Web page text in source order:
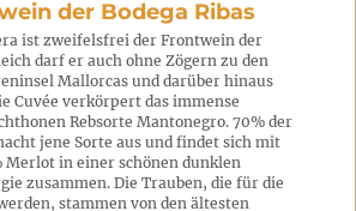
der Bodega Ribas
ist zweifelsfrei der Frontwein der
darf er auch ohne Zögern zu den
Mallorcas und darüber hinaus
Cuvée verkörpert das immense
Rebsorte Mantonegro. 70% der
jene Sorte aus und findet sich mit
Merlot in einer schönen dunklen
zusammen. Die Trauben, die für die
stammen von den ältesten